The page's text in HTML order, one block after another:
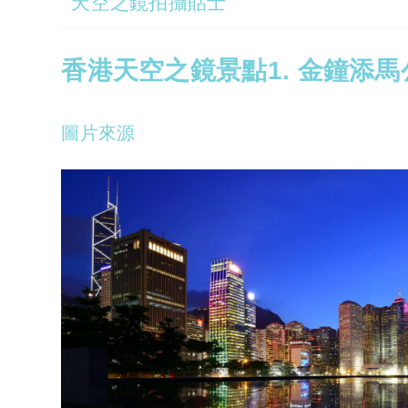
香港天空之鏡景點1. 金鐘添馬
圖片來源